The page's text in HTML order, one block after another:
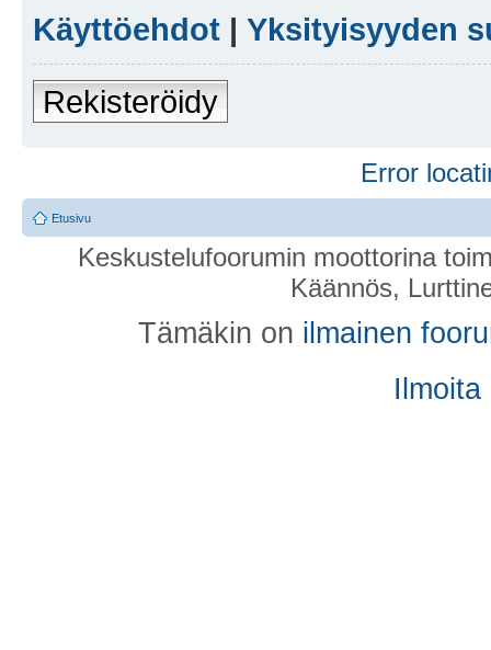
Käyttöehdot | Yksityisyyden
Rekisteröidy
Error
Etusivu
Keskustelufoorumin moottorina
Käännös,
Tämäkin on ilmainen